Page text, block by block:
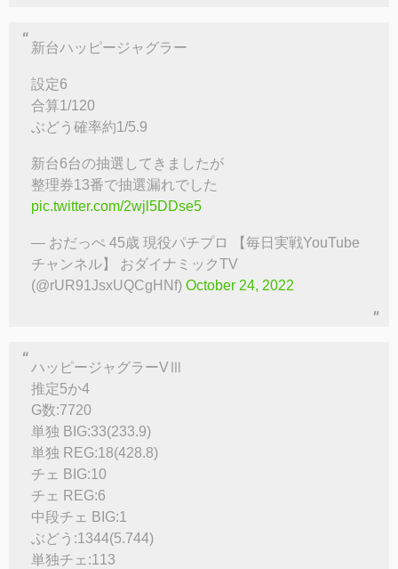
新台ハッピージャグラー
設定6
合算1/120
ぶどう確率約1/5.9
新台6台の抽選してきましたが
整理券13番で抽選漏れでした
pic.twitter.com/2wjl5DDse5
— おだっぺ 45歳 現役パチプロ 【毎日実戦YouTube
チャンネル】 おダイナミックTV
(@rUR91JsxUQCgHNf) October 24, 2022
ハッピージャグラーVⅢ
推定5か4
G数:7720
単独 BIG:33(233.9)
単独 REG:18(428.8)
チェ BIG:10
チェ REG:6
中段チェ BIG:1
ぶどう:1344(5.744)
単独チェ:113